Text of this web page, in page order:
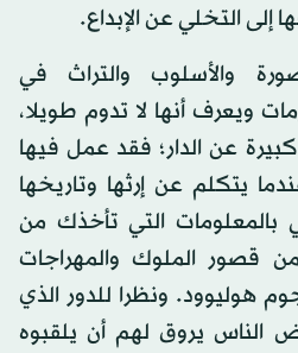
إلى التخلي عن الإبداع.
والأسلوب والتراث في
ويعرف أنها لا تدوم طويلا،
عن الدار؛ فقد عمل فيها
عندما يتكلم عن إرثها وتاريخها
التي تأخذك من
قصور الملوك والمهراجات
هوليوود. ونظرا للدور الذي
الناس يروق لهم أن يلقبوه